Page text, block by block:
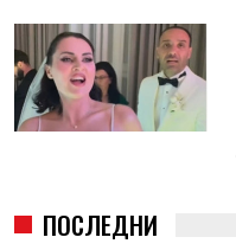
ПОСЛЕДНИ